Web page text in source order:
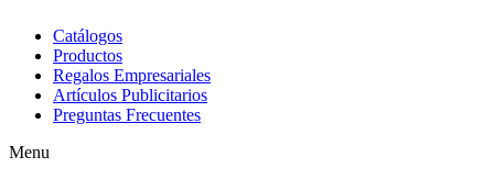
Catálogos
Productos
Regalos Empresariales
Artículos Publicitarios
Preguntas Frecuentes
Menu